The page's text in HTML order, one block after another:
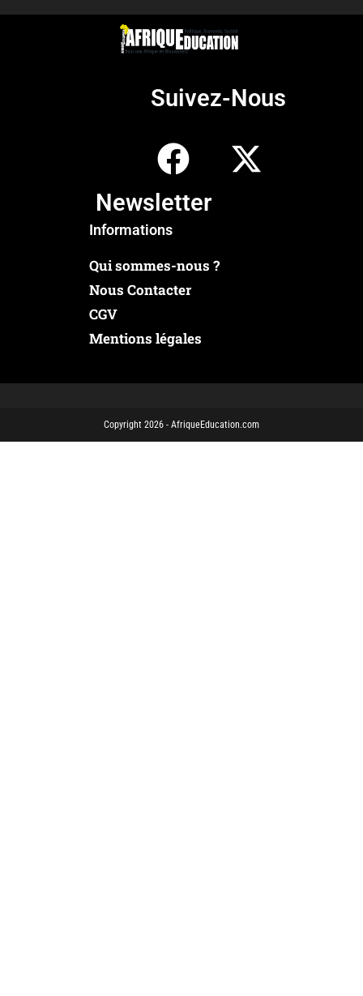
Suivez-Nous
Newsletter
Informations
Qui sommes-nous ?
Nous Contacter
CGV
Mentions légales
Copyright 2026 - AfriqueEducation.com